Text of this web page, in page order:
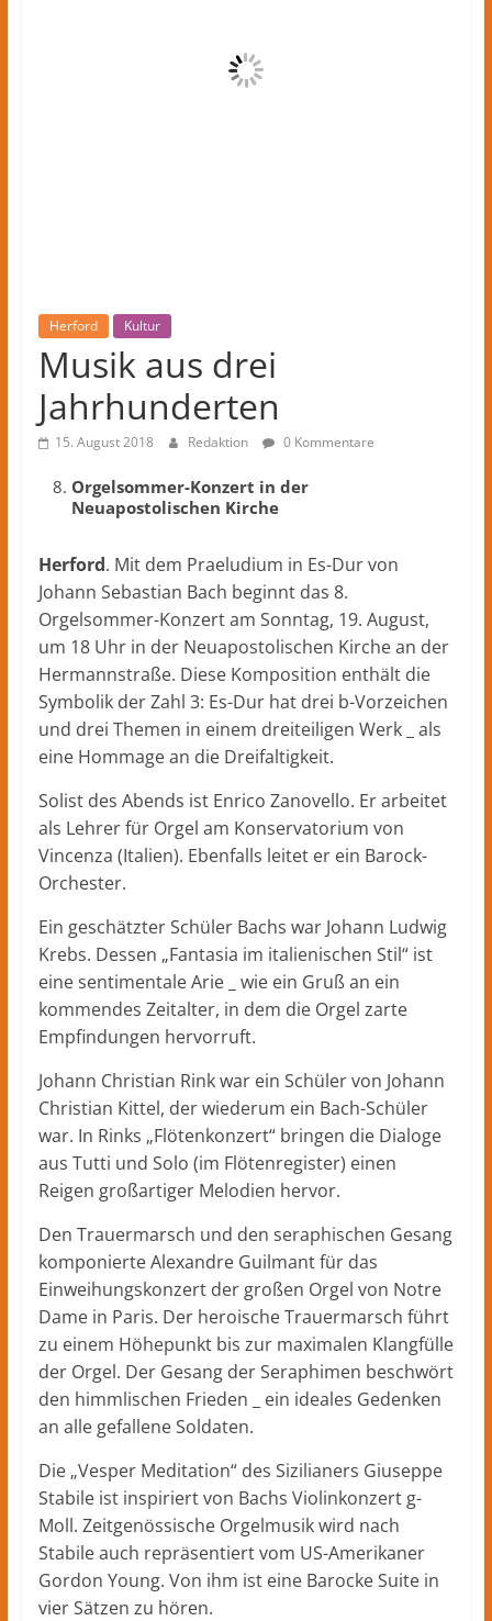
Herford Kultur
Musik aus drei
Jahrhunderten
15. August 2018 Redaktion 0 Kommentare
Orgelsommer-Konzert in der
Neuapostolischen Kirche
Herford. Mit dem Praeludium in Es-Dur von
Johann Sebastian Bach beginnt das 8.
Orgelsommer-Konzert am Sonntag, 19. August,
um 18 Uhr in der Neuapostolischen Kirche an der
Hermannstraße. Diese Komposition enthält die
Symbolik der Zahl 3: Es-Dur hat drei b-Vorzeichen
und drei Themen in einem dreiteiligen Werk _ als
eine Hommage an die Dreifaltigkeit.
Solist des Abends ist Enrico Zanovello. Er arbeitet
als Lehrer für Orgel am Konservatorium von
Vincenza (Italien). Ebenfalls leitet er ein Barock-
Orchester.
Ein geschätzter Schüler Bachs war Johann Ludwig
Krebs. Dessen „Fantasia im italienischen Stil“ ist
eine sentimentale Arie _ wie ein Gruß an ein
kommendes Zeitalter, in dem die Orgel zarte
Empfindungen hervorruft.
Johann Christian Rink war ein Schüler von Johann
Christian Kittel, der wiederum ein Bach-Schüler
war. In Rinks „Flötenkonzert“ bringen die Dialoge
aus Tutti und Solo (im Flötenregister) einen
Reigen großartiger Melodien hervor.
Den Trauermarsch und den seraphischen Gesang
komponierte Alexandre Guilmant für das
Einweihungskonzert der großen Orgel von Notre
Dame in Paris. Der heroische Trauermarsch führt
zu einem Höhepunkt bis zur maximalen Klangfülle
der Orgel. Der Gesang der Seraphimen beschwört
den himmlischen Frieden _ ein ideales Gedenken
an alle gefallene Soldaten.
Die „Vesper Meditation“ des Sizilianers Giuseppe
Stabile ist inspiriert von Bachs Violinkonzert g-
Moll. Zeitgenössische Orgelmusik wird nach
Stabile auch repräsentiert vom US-Amerikaner
Gordon Young. Von ihm ist eine Barocke Suite in
vier Sätzen zu hören.